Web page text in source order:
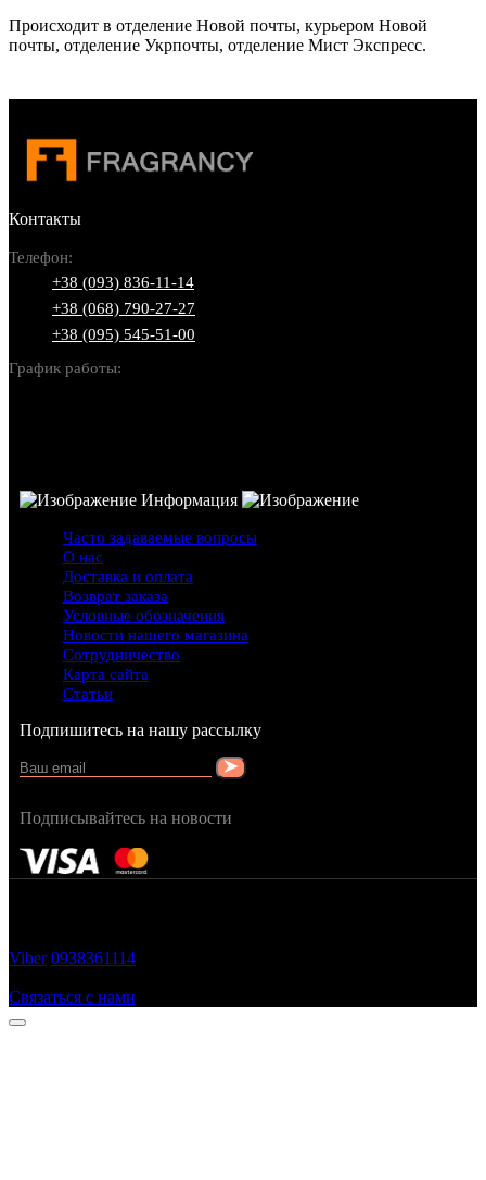
Происходит в отделение Новой почты, курьером Новой
почты, отделение Укрпочты, отделение Мист Экспресс.
Контакты
Телефон:
+38 (093) 836-11-14
+38 (068) 790-27-27
+38 (095) 545-51-00
График работы:
Информация
Часто задаваемые вопросы
О нас
Доставка и оплата
Возврат заказа
Условные обозначения
Новости нашего магазина
Сотрудничество
Карта сайта
Статьи
Подпишитесь на нашу рассылку
Подписывайтесь на новости
Viber 0938361114
Связаться с нами